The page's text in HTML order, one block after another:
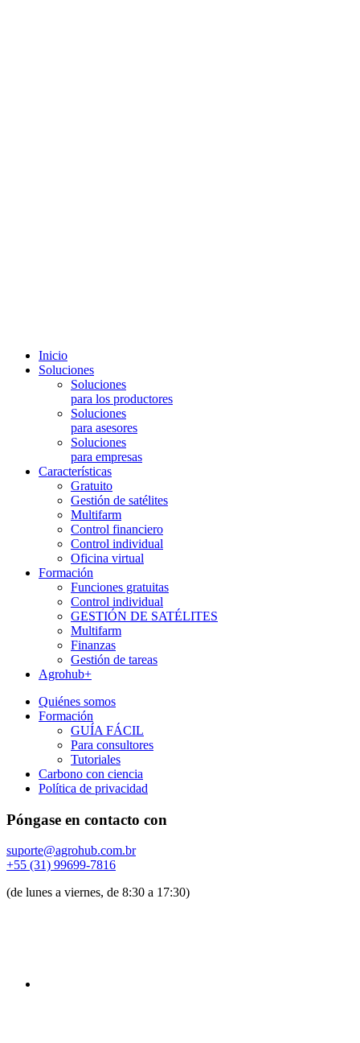
Inicio
Soluciones
Soluciones
para los productores
Soluciones
para asesores
Soluciones
para empresas
Características
Gratuito
Gestión de satélites
Multifarm
Control financiero
Control individual
Oficina virtual
Formación
Funciones gratuitas
Control individual
GESTIÓN DE SATÉLITES
Multifarm
Finanzas
Gestión de tareas
Agrohub+
Quiénes somos
Formación
GUÍA FÁCIL
Para consultores
Tutoriales
Carbono con ciencia
Política de privacidad
Póngase en contacto con
suporte@agrohub.com.br
+55 (31) 99699-7816
(de lunes a viernes, de 8:30 a 17:30)